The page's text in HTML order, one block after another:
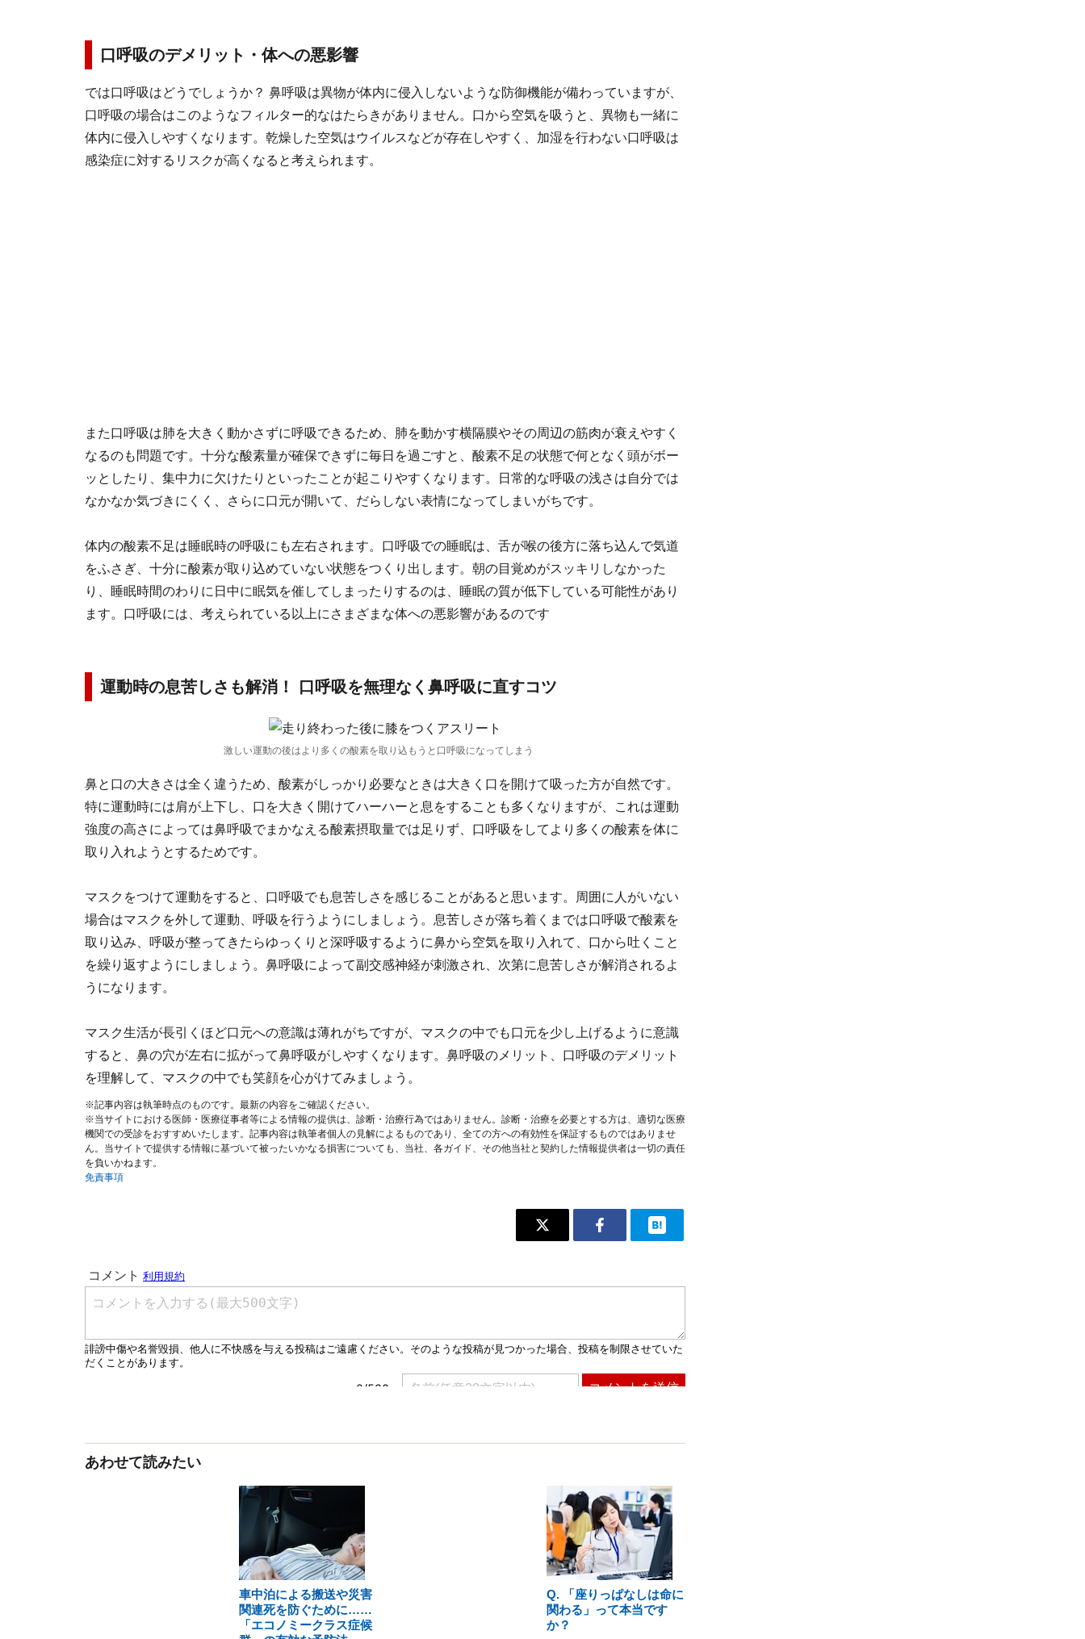
口呼吸のデメリット・体への悪影響
では口呼吸はどうでしょうか？ 鼻呼吸は異物が体内に侵入しないような防御機能が備わっていますが、
口呼吸の場合はこのようなフィルター的なはたらきがありません。口から空気を吸うと、異物も一緒に
体内に侵入しやすくなります。乾燥した空気はウイルスなどが存在しやすく、加湿を行わない口呼吸は
感染症に対するリスクが高くなると考えられます。
また口呼吸は肺を大きく動かさずに呼吸できるため、肺を動かす横隔膜やその周辺の筋肉が衰えやすく
なるのも問題です。十分な酸素量が確保できずに毎日を過ごすと、酸素不足の状態で何となく頭がボー
ッとしたり、集中力に欠けたりといったことが起こりやすくなります。日常的な呼吸の浅さは自分では
なかなか気づきにくく、さらに口元が開いて、だらしない表情になってしまいがちです。
体内の酸素不足は睡眠時の呼吸にも左右されます。口呼吸での睡眠は、舌が喉の後方に落ち込んで気道
をふさぎ、十分に酸素が取り込めていない状態をつくり出します。朝の目覚めがスッキリしなかった
り、睡眠時間のわりに日中に眠気を催してしまったりするのは、睡眠の質が低下している可能性があり
ます。口呼吸には、考えられている以上にさまざまな体への悪影響があるのです
運動時の息苦しさも解消！ 口呼吸を無理なく鼻呼吸に直すコツ
激しい運動の後はより多くの酸素を取り込もうと口呼吸になってしまう
鼻と口の大きさは全く違うため、酸素がしっかり必要なときは大きく口を開けて吸った方が自然です。
特に運動時には肩が上下し、口を大きく開けてハーハーと息をすることも多くなりますが、これは運動
強度の高さによっては鼻呼吸でまかなえる酸素摂取量では足りず、口呼吸をしてより多くの酸素を体に
取り入れようとするためです。
マスクをつけて運動をすると、口呼吸でも息苦しさを感じることがあると思います。周囲に人がいない
場合はマスクを外して運動、呼吸を行うようにしましょう。息苦しさが落ち着くまでは口呼吸で酸素を
取り込み、呼吸が整ってきたらゆっくりと深呼吸するように鼻から空気を取り入れて、口から吐くこと
を繰り返すようにしましょう。鼻呼吸によって副交感神経が刺激され、次第に息苦しさが解消されるよ
うになります。
マスク生活が長引くほど口元への意識は薄れがちですが、マスクの中でも口元を少し上げるように意識
すると、鼻の穴が左右に拡がって鼻呼吸がしやすくなります。鼻呼吸のメリット、口呼吸のデメリット
を理解して、マスクの中でも笑顔を心がけてみましょう。
※記事内容は執筆時点のものです。最新の内容をご確認ください。
※当サイトにおける医師・医療従事者等による情報の提供は、診断・治療行為ではありません。診断・治療を必要とする方は、適切な医療
機関での受診をおすすめいたします。記事内容は執筆者個人の見解によるものであり、全ての方への有効性を保証するものではありませ
ん。当サイトで提供する情報に基づいて被ったいかなる損害についても、当社、各ガイド、その他当社と契約した情報提供者は一切の責任
を負いかねます。
免責事項
あわせて読みたい
車中泊による搬送や災害
関連死を防ぐために……
「エコノミークラス症候
Q. 「座りっぱなしは命に
関わる」って本当です
か？